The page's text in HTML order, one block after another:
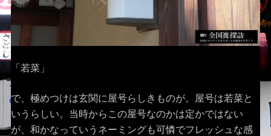
「若菜」
で、極めつけは玄関に屋号らしきものが。屋号は若菜と
いうらしい。当時からこの屋号なのかは定かではない
が、和かなっていうネーミングも可憐でフレッシュな感